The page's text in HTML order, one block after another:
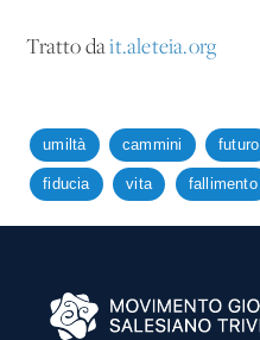
Tratto dait.aleteia.org
umiltà cammini futuro
fiducia vita fallimento